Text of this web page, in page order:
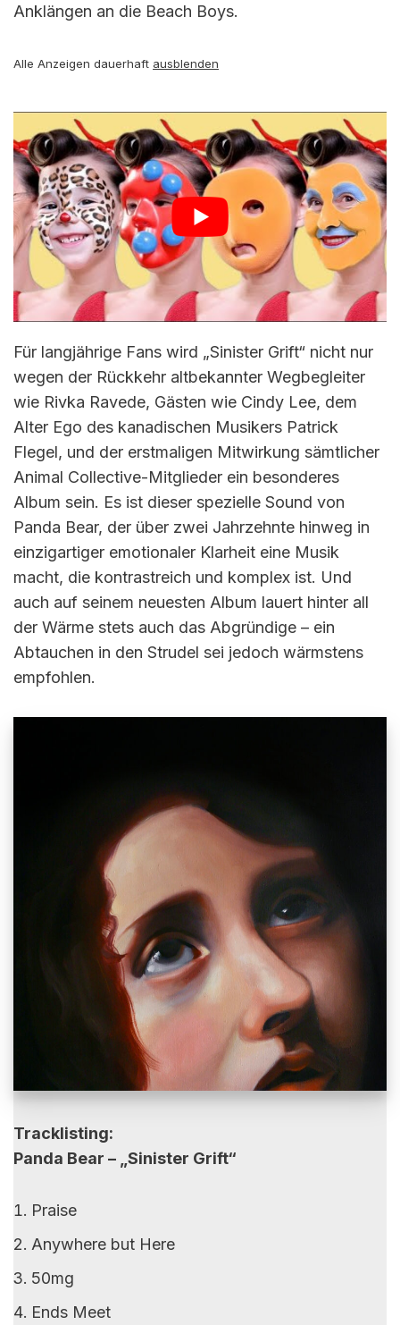
Anklängen an die Beach Boys.
Alle Anzeigen dauerhaft ausblenden
Für langjährige Fans wird „Sinister Grift“ nicht nur
wegen der Rückkehr altbekannter Wegbegleiter
wie Rivka Ravede, Gästen wie Cindy Lee, dem
Alter Ego des kanadischen Musikers Patrick
Flegel, und der erstmaligen Mitwirkung sämtlicher
Animal Collective-Mitglieder ein besonderes
Album sein. Es ist dieser spezielle Sound von
Panda Bear, der über zwei Jahrzehnte hinweg in
einzigartiger emotionaler Klarheit eine Musik
macht, die kontrastreich und komplex ist. Und
auch auf seinem neuesten Album lauert hinter all
der Wärme stets auch das Abgründige – ein
Abtauchen in den Strudel sei jedoch wärmstens
empfohlen.
Tracklisting:
Panda Bear – „Sinister Grift“
Praise
Anywhere but Here
50mg
Ends Meet